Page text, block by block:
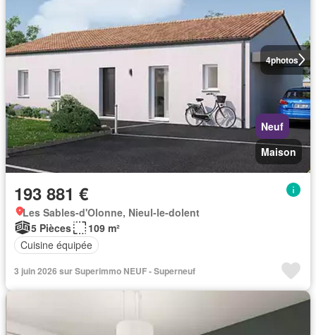
4photos
Neuf
Maison
193 881 €
Les Sables-d'Olonne, Nieul-le-dolent
5 Pièces
109 m²
Cuisine équipée
3 juin 2026 sur Superimmo NEUF - Superneuf